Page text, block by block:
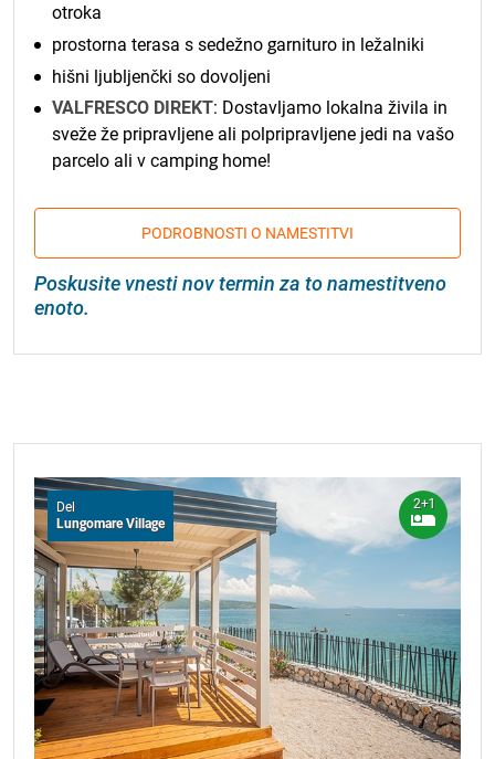
otroka
prostorna terasa s sedežno garnituro in ležalniki
hišni ljubljenčki so dovoljeni
VALFRESCO DIREKT: Dostavljamo lokalna živila in
sveže že pripravljene ali polpripravljene jedi na vašo
parcelo ali v camping home!
PODROBNOSTI O NAMESTITVI
Poskusite vnesti nov termin za to namestitveno
enoto.
Del
Lungomare Village
2+1